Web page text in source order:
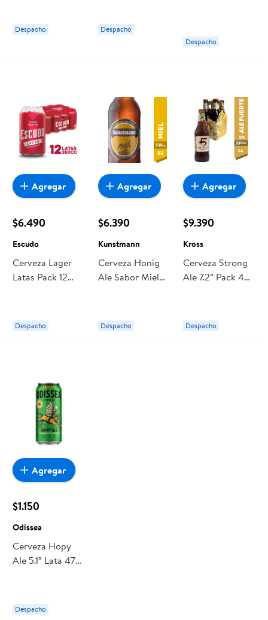
Despacho Despacho
Royal Guard
Despacho
$6.490
Escudo
Cerveza Lager
Latas Pack 12
Despacho
Agregar
$6.390
Kunstmann
Cerveza Honig
Ale Sabor Miel
Kunstmann
Despacho
Agregar
$9.390
Kross
Cerveza Strong
Ale 7.2° Pack 4
Despacho
Agregar
$1.150
Odissea
Cerveza Hopy
Ale 5.1° Lata 470
Despacho
Agregar